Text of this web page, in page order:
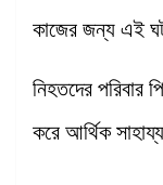
কাজের জন্য এই
নিহতদের পরিবার
করে আর্থিক